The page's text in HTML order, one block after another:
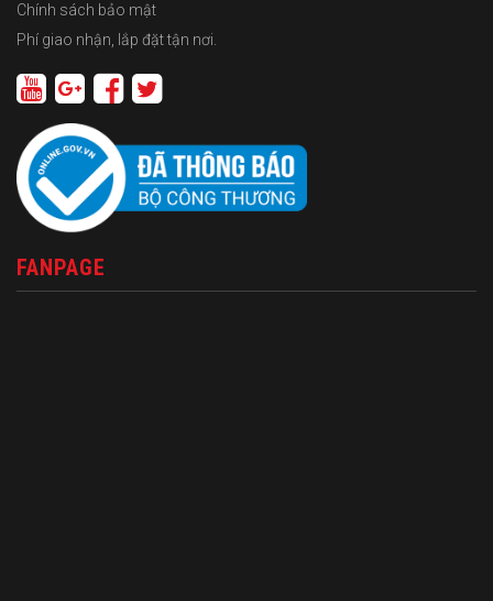
Chính sách bảo mật
Phí giao nhận, lắp đặt tận nơi.
FANPAGE